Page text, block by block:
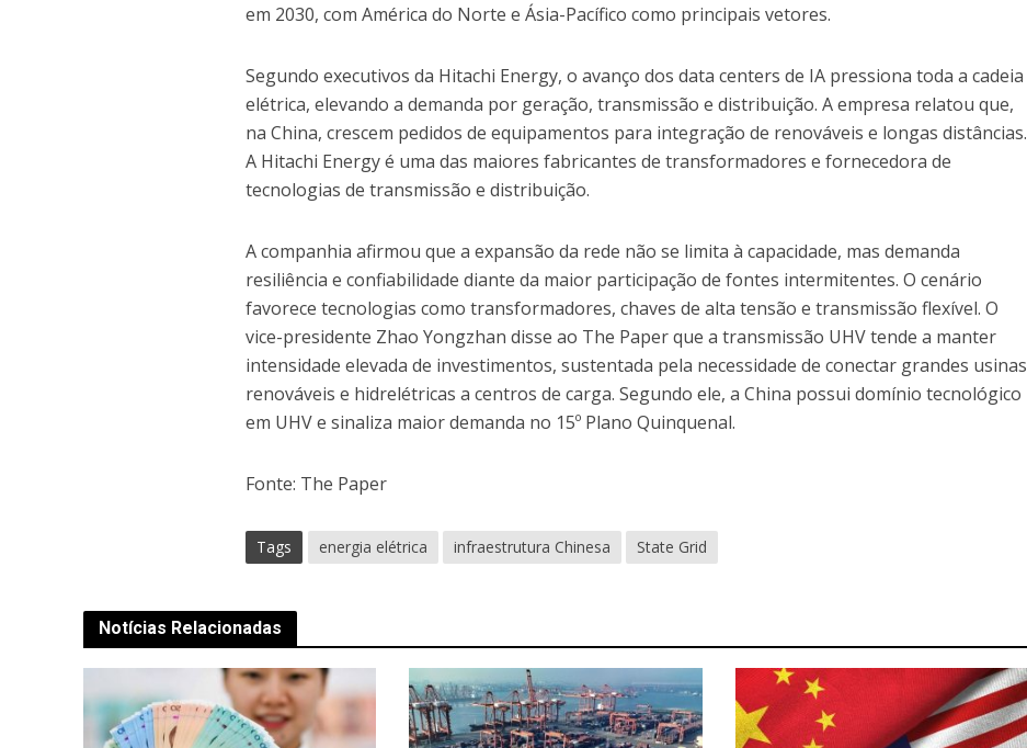
em 2030, com América do Norte e Ásia-Pacífico como principais vetores.
Segundo executivos da Hitachi Energy, o avanço dos data centers de IA pressiona toda a cadeia
elétrica, elevando a demanda por geração, transmissão e distribuição. A empresa relatou que,
na China, crescem pedidos de equipamentos para integração de renováveis e longas distâncias.
A Hitachi Energy é uma das maiores fabricantes de transformadores e fornecedora de
tecnologias de transmissão e distribuição.
A companhia afirmou que a expansão da rede não se limita à capacidade, mas demanda
resiliência e confiabilidade diante da maior participação de fontes intermitentes. O cenário
favorece tecnologias como transformadores, chaves de alta tensão e transmissão flexível. O
vice-presidente Zhao Yongzhan disse ao The Paper que a transmissão UHV tende a manter
intensidade elevada de investimentos, sustentada pela necessidade de conectar grandes usinas
renováveis e hidrelétricas a centros de carga. Segundo ele, a China possui domínio tecnológico
em UHV e sinaliza maior demanda no 15º Plano Quinquenal.
Fonte: The Paper
Tags energia elétrica infraestrutura Chinesa State Grid
Notícias Relacionadas